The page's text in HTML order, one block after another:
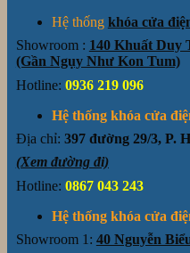
Hệ thống khóa cửa
Showroom : 140 Khuất Duy
(Gần Ngụy Như Kon Tum)
Hotline: 0936 219 096
Hệ thống khóa cửa
Địa chỉ: 397 đường 29/3, P.
(Xem đường đi)
Hotline: 0867 043 243
Hệ thống khóa cửa
Showroom 1: 40 Nguyễn